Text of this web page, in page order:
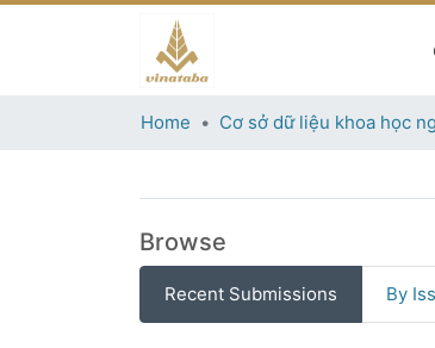
Home
06.Quy chuẩn,
Permanent URI for this collection
Browse
Recent Submissions By